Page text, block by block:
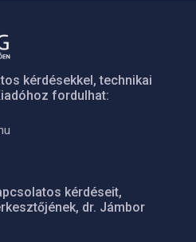
kérdésekkel, technikai
fordulhat:
kérdéseit,
dr. Jámbor